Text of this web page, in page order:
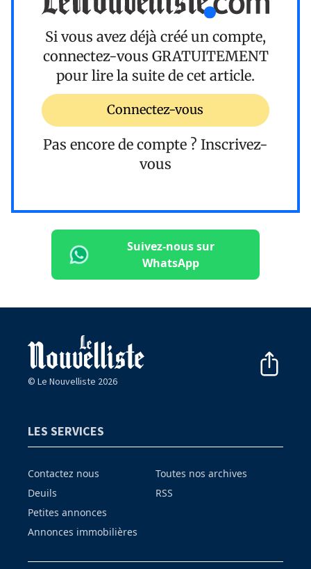
Si vous avez déjà créé un compte,
connectez-vous GRATUITEMENT
pour lire la suite de cet article.
Connectez-vous
Pas encore de compte ? Inscrivez-
vous
Suivez-nous sur
WhatsApp
© Le Nouvelliste 2026
LES SERVICES
Contactez nous
Deuils
Petites annonces
Annonces immobilières
Toutes nos archives
RSS